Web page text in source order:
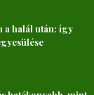
a halál után: így